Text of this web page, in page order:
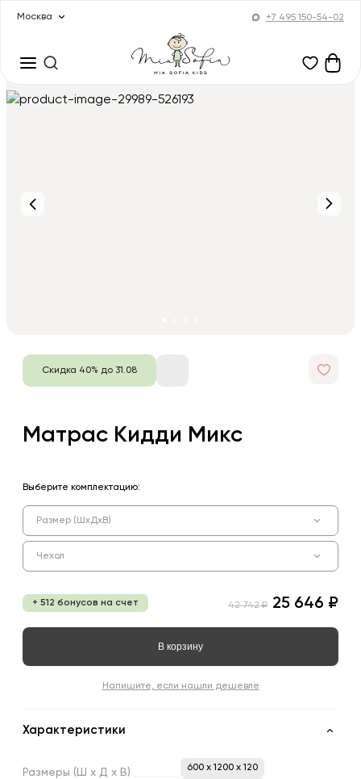
Москва +7 495 150-54-02
Скидка 40% до 31.08
Матрас Кидди Микс
Выберите комплектацию:
Размер (ШхДхВ)
Чехол
+ 512 бонусов на счет 42 742 ₽ 25 646 ₽
В корзину
Напишите, если нашли дешевле
Характеристики
Размеры (Ш х Д х В)
600 x 1200 x 120